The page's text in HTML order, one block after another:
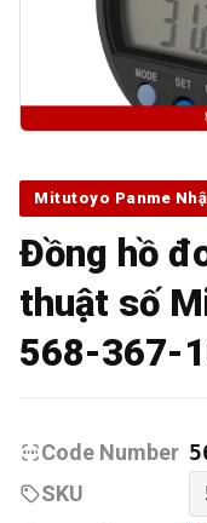
Mitutoyo Panme
Đồng hồ
thuật số
568-367-
Code Number
SKU